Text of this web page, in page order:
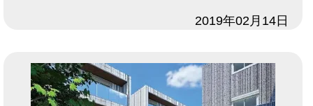
2019年02月14日